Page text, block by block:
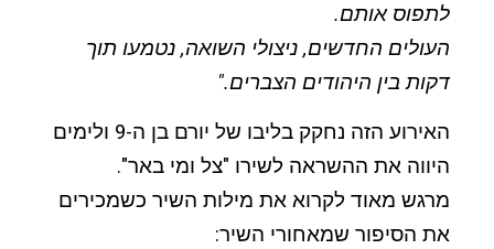
לתפוס אותם.
העולים החדשים, ניצולי השואה, נטמעו תוך
דקות בין היהודים הצברים."
האירוע הזה נחקק בליבו של יורם בן ה-9 ולימים
היווה את ההשראה לשירו "צל ומי באר".
מרגש מאוד לקרוא את מילות השיר כשמכירים
את הסיפור שמאחורי השיר: